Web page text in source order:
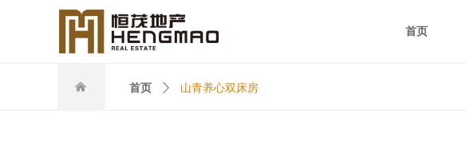
首页
낀 首页 ꄲ 山青养心双床房